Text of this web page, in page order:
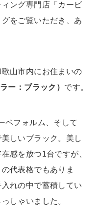
ング専門店「カービ
をご覧いただき、あ
山市内にお住まいの
ー：ブラック） です。
ペフォルム、そして
しいブラック。美し
感を放つ1台ですが、
代表格でもありま
れの中で蓄積してい
しゃいました。